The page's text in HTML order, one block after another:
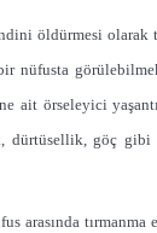
öldürmesi olarak
nüfusta
ait örseleyici
dürtüsellik, göç
arasında